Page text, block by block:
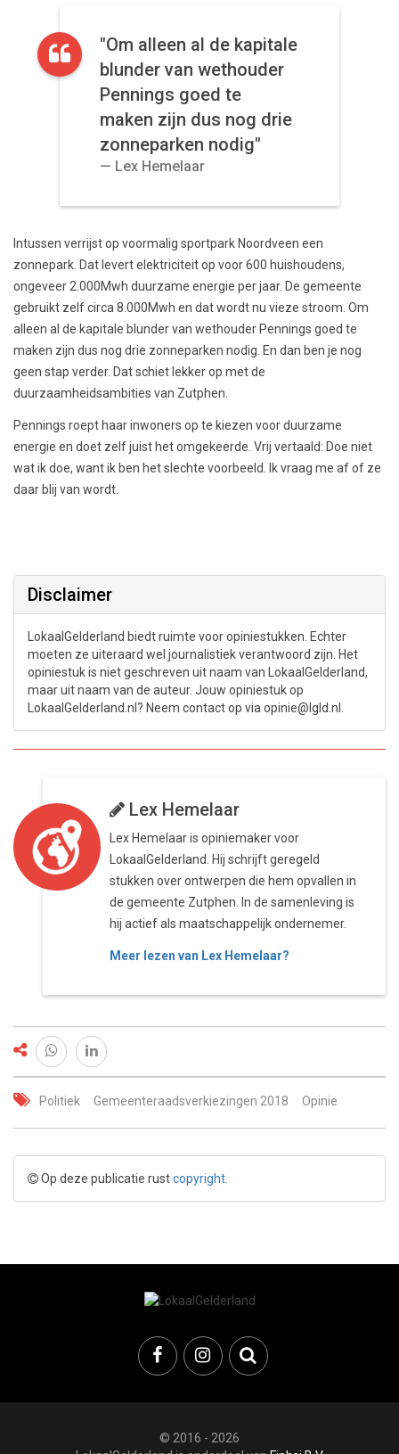
"Om alleen al de kapitale
blunder van wethouder
Pennings goed te
maken zijn dus nog drie
zonneparken nodig"
Lex Hemelaar
Intussen verrijst op voormalig sportpark Noordveen een
zonnepark. Dat levert elektriciteit op voor 600 huishoudens,
ongeveer 2.000Mwh duurzame energie per jaar. De gemeente
gebruikt zelf circa 8.000Mwh en dat wordt nu vieze stroom. Om
alleen al de kapitale blunder van wethouder Pennings goed te
maken zijn dus nog drie zonneparken nodig. En dan ben je nog
geen stap verder. Dat schiet lekker op met de
duurzaamheidsambities van Zutphen.
Pennings roept haar inwoners op te kiezen voor duurzame
energie en doet zelf juist het omgekeerde. Vrij vertaald: Doe niet
wat ik doe, want ik ben het slechte voorbeeld. Ik vraag me af of ze
daar blij van wordt.
Disclaimer
LokaalGelderland biedt ruimte voor opiniestukken. Echter
moeten ze uiteraard wel journalistiek verantwoord zijn. Het
opiniestuk is niet geschreven uit naam van LokaalGelderland,
maar uit naam van de auteur. Jouw opiniestuk op
LokaalGelderland.nl? Neem contact op via opinie@lgld.nl.
Lex Hemelaar
Lex Hemelaar is opiniemaker voor
LokaalGelderland. Hij schrijft geregeld
stukken over ontwerpen die hem opvallen in
de gemeente Zutphen. In de samenleving is
hij actief als maatschappelijk ondernemer.
Meer lezen van Lex Hemelaar?
Politiek Gemeenteraadsverkiezingen 2018 Opinie
Op deze publicatie rustcopyright
© 2016 - 2026